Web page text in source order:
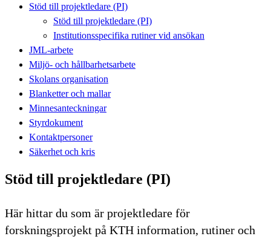
Stöd till projektledare (PI)
Stöd till projektledare (PI)
Institutionsspecifika rutiner vid ansökan
JML-arbete
Miljö- och hållbarhetsarbete
Skolans organisation
Blanketter och mallar
Minnesanteckningar
Styrdokument
Kontaktpersoner
Säkerhet och kris
Stöd till projektledare (PI)
Här hittar du som är projektledare för
forskningsprojekt på KTH information, rutiner och